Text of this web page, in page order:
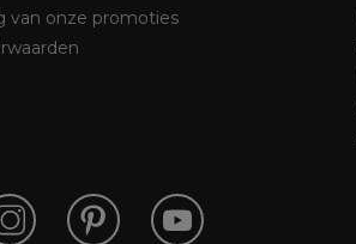
van onze promoties